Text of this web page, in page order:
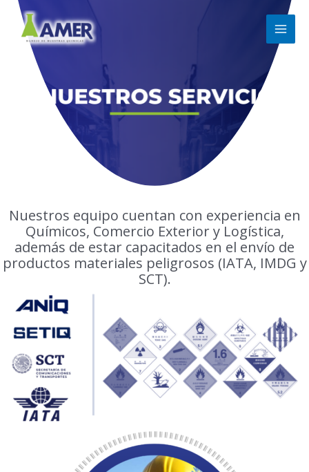
content
Nuestros equipo cuentan con experiencia en
Químicos, Comercio Exterior y Logística,
además de estar capacitados en el envío de
productos materiales peligrosos (IATA, IMDG y
SCT).​